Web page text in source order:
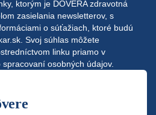
ktorým je DÔVERA zdravotná
zasielania newsletterov, s
o súťažiach, ktoré budú
. Svoj súhlas môžete
linku priamo v
spracovaní osobných údajov.